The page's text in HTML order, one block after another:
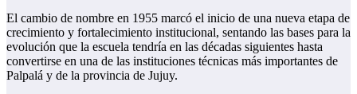
El cambio de nombre en 1955 marcó el inicio de una nueva etapa de
crecimiento y fortalecimiento institucional, sentando las bases para la
evolución que la escuela tendría en las décadas siguientes hasta
convertirse en una de las instituciones técnicas más importantes de
Palpalá y de la provincia de Jujuy.